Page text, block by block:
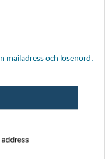
mailadress och lösenord.